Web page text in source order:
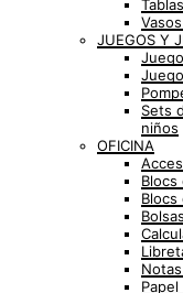
JUEGOS Y
Sets
niños
OFICINA
Blocs